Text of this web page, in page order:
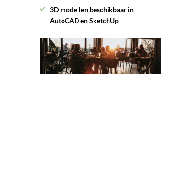
3D modellen beschikbaar in
AutoCAD en SketchUp